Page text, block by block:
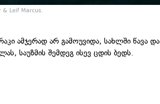
Leif Marcus.
ამჯერად არ გამოუვიდა, სახლში წავა და
საუზმის შემდეგ ისევ ცდის ბედს.